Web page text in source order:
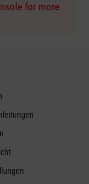
for more